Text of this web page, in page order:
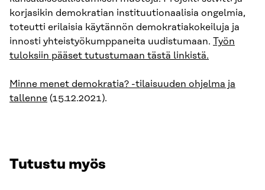
korjasikin demokratian instituutionaalisia ongelmia,
toteutti erilaisia käytännön demokratiakokeiluja ja
innosti yhteistyökumppaneita uudistumaan. Työn
tuloksiin pääset tutustumaan tästä linkistä.
Minne menet demokratia? -tilaisuuden ohjelma ja
tallenne (15.12.2021).
Tutustu myös